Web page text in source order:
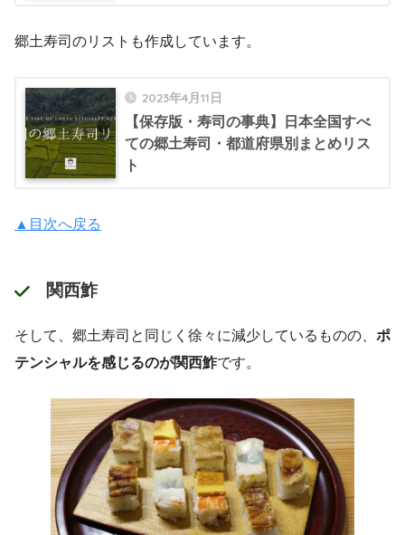
郷土寿司のリストも作成しています。
2023年4月11日
【保存版・寿司の事典】日本全国すべ
ての郷土寿司・都道府県別まとめリス
ト
▲目次へ戻る
関西鮓
そして、郷土寿司と同じく徐々に減少しているものの、 ポ
テンシャルを感じるのが関西鮓です。